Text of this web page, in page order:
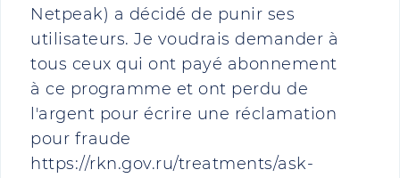
Netpeak) a décidé de punir ses
utilisateurs. Je voudrais demander à
tous ceux qui ont payé abonnement
à ce programme et ont perdu de
l'argent pour écrire une réclamation
pour fraude
https://rkn.gov.ru/treatments/ask-